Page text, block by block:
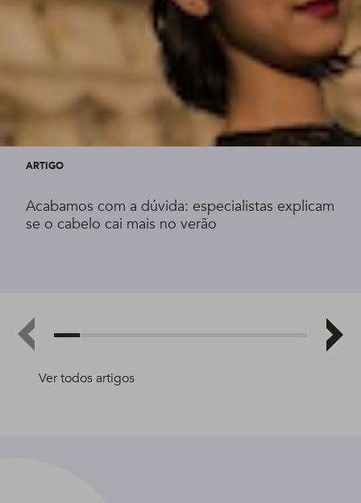
Ver todos artigos
ARTIGO
Acabamos com a dúvida: especialistas explicam
se o cabelo cai mais no verão